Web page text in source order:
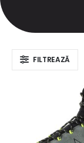
FILTREAZĂ